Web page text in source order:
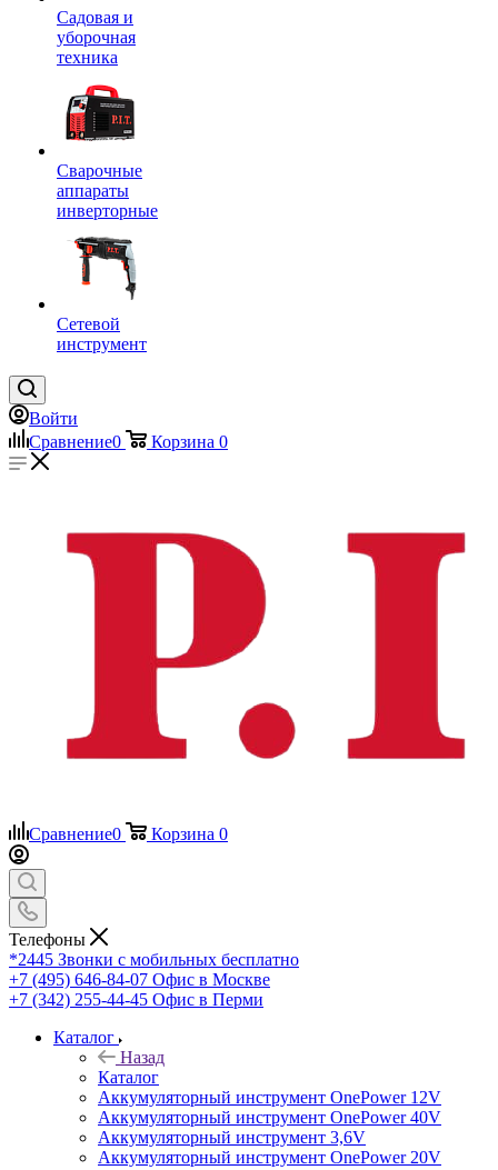
Садовая и
уборочная
техника
Сварочные
аппараты
инверторные
Сетевой
инструмент
Войти
Сравнение0 Корзина 0
Сравнение0 Корзина 0
Телефоны
*2445 Звонки с мобильных бесплатно
+7 (495) 646-84-07 Офис в Москве
+7 (342) 255-44-45 Офис в Перми
Каталог
Назад
Каталог
Аккумуляторный инструмент OnePower 12V
Аккумуляторный инструмент OnePower 40V
Аккумуляторный инструмент 3,6V
Аккумуляторный инструмент OnePower 20V